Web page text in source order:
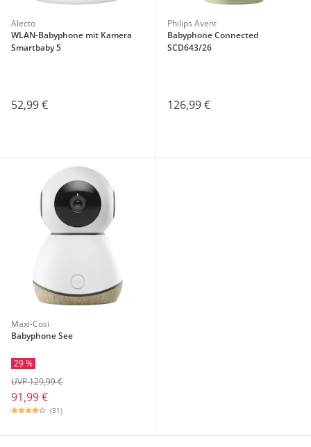
Alecto
WLAN-Babyphone mit Kamera
Smartbaby 5
52,99 €
Philips Avent
Babyphone Connected
SCD643/26
126,99 €
Maxi-Cosi
Babyphone See
29 %
91,99 €
UVP 129,99 €
(31)